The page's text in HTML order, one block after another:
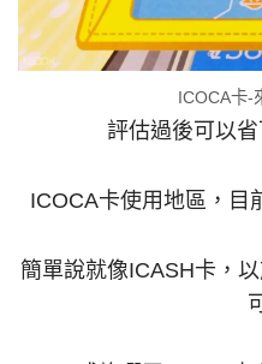
ICOCA卡-
評估過後可以
ICOCA卡使用地區，目
簡單說就像ICASH卡，